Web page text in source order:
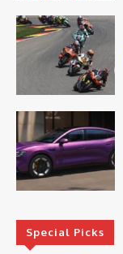
Special Picks